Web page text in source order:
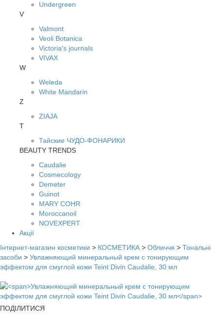
Undergreen
V
Valmont
Veoli Botanica
Victoria's journals
VIVAX
W
Weleda
White Mandarin
Z
ZIAJA
Т
Тайские ЧУДО-ФОНАРИКИ
BEAUTY TRENDS
Caudalie
Cosmecology
Demeter
Guinot
MARY COHR
Moroccanoil
NOVEXPERT
Акції
Інтернет-магазин косметики > КОСМЕТИКА > Обличчя > Тональні
засоби > Увлажняющий минеральный крем с тонирующим
эффектом для смуглой кожи Teint Divin Caudalie, 30 мл
ПОДІЛИТИСЯ